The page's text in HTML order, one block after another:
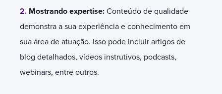
2. Mostrando expertise: Conteúdo de qualidade
demonstra a sua experiência e conhecimento em
sua área de atuação. Isso pode incluir artigos de
blog detalhados, vídeos instrutivos, podcasts,
webinars, entre outros.